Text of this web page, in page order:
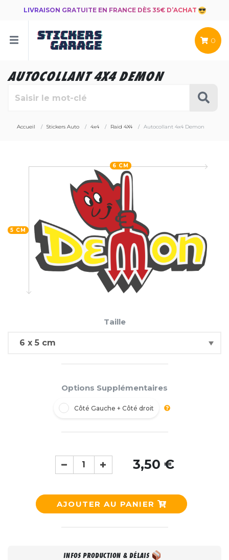
LIVRAISON GRATUITE EN FRANCE DÈS 35€ D’ACHAT
0
AUTOCOLLANT 4X4 DEMON
Accueil Stickers Auto 4x4 Raid 4X4 Autocollant 4x4 Demon
5 CM
6 CM
Taille
Options Supplémentaires
Côté Gauche + Côté droit
3,50 €
AJOUTER AU PANIER
INFOS PRODUCTION & DÉLAIS